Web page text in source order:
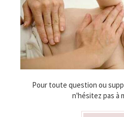
Pour toute question ou
n'hésitez pas à